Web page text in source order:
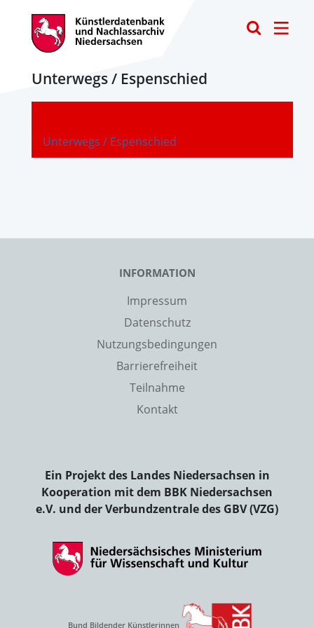
Unterwegs / Espenschied
Unterwegs / Espenschied
-
INFORMATION
Impressum
Datenschutz
Nutzungsbedingungen
Barrierefreiheit
Teilnahme
Kontakt
Ein Projekt des Landes Niedersachsen in
Kooperation mit dem BBK Niedersachsen
e.V. und der Verbundzentrale des GBV (VZG)
Bund Bildender Künstlerinnen